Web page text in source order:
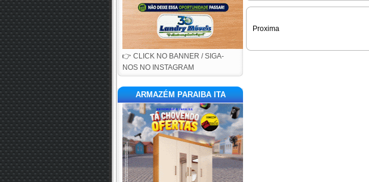
👉 CLICK NO BANNER / SIGA-
NOS NO INSTAGRAM
ARMAZÉM PARAIBA ITA
Proxima